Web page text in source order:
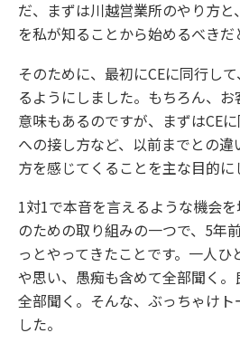
だ、まずは川越営業所のやり方と
を私が知ることから始めるべきだ
そのために、最初にCEに同行し
るようにしました。もちろん、
意味もあるのですが、まずはCE
への接し方など、以前までとの違
方を感じてくることを主な目的に
1対1で本音を言えるような機会
のための取り組みの一つで、5年
っとやってきたことです。一人
や思い、愚痴も含めて全部聞く
全部聞く。そんな、ぶっちゃけ
した。